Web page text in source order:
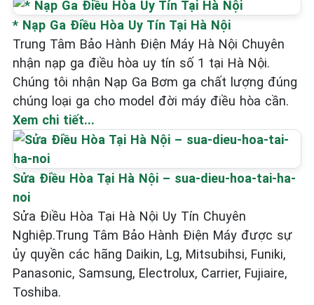
* Nạp Ga Điều Hòa Uy Tín Tại Hà Nội
Trung Tâm Bảo Hành Điện Máy Hà Nội Chuyên
nhận nạp ga điều hòa uy tín số 1 tại Hà Nội.
Chúng tôi nhận Nạp Ga Bơm ga chất lượng đúng
chúng loại ga cho model đời máy điều hòa cần.
Xem chi tiết...
Sửa Điều Hòa Tại Hà Nội – sua-dieu-hoa-tai-ha-
noi
Sửa Điều Hòa Tại Hà Nội Uy Tín Chuyên
Nghiệp.Trung Tâm Bảo Hành Điện Máy được sự
ủy quyền các hãng Daikin, Lg, Mitsubihsi, Funiki,
Panasonic, Samsung, Electrolux, Carrier, Fujiaire,
Toshiba.